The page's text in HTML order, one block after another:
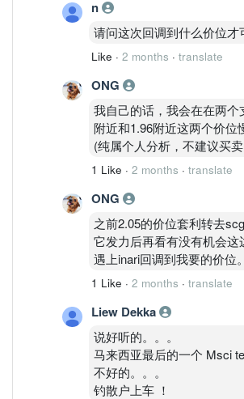
n
请问这次回调到什么价位才
Like · 2 months · translate
ONG
我自己的话，我会在在两个
附近和1.96附近这两个价位
(纯属个人分析，不建议买卖
1 Like · 2 months · translate
ONG
之前2.05的价位套利转去
它发力后再看有没有机会这
遇上inari回调到我要的价位
1 Like · 2 months · translate
Liew Dekka
说好听的。。。
马来西亚最后的一个 Msci
不好的。。。
钓散户上车 ！